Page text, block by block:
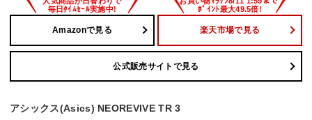
Amazonで見る 楽天市場で見る
公式販売サイトで見る
アシックス(Asics) NEOREVIVE TR 3